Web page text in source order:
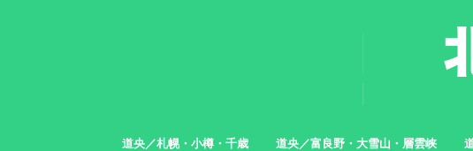
道央／札幌・小樽・千歳 道央／富良野・大雪山・層雲峡